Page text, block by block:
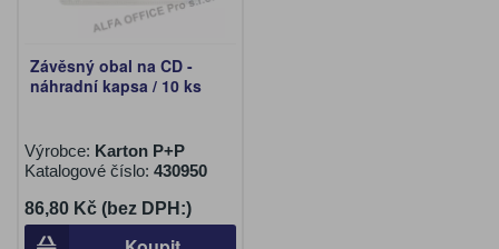
Závěsný obal na CD -
náhradní kapsa / 10 ks
Výrobce: Karton P+P
Katalogové číslo: 430950
86,80 Kč (bez DPH:)